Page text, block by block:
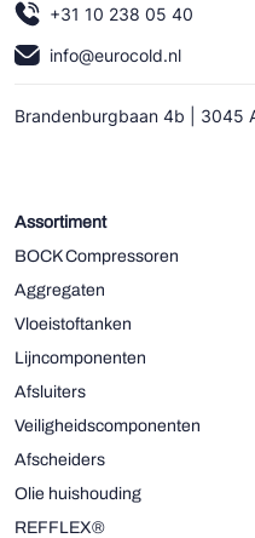
+31 10 238 05 40
info@eurocold.nl
Brandenburgbaan 4b | 3045
Assortiment
BOCK Compressoren
Aggregaten
Vloeistoftanken
Lijncomponenten
Afsluiters
Veiligheidscomponenten
Afscheiders
Olie huishouding
REFFLEX®